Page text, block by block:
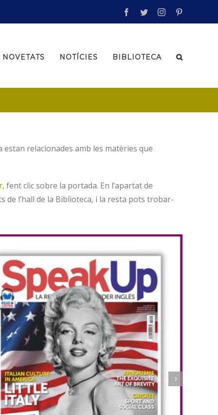
facebook
twitterinstagram
NOVETATS NOTÍCIES BIBLIOTECA
relacionades amb les matèries que
, fent clic sobre la portada. En l’apartat de
de l’hall de la Biblioteca, i la resta pots trobar-